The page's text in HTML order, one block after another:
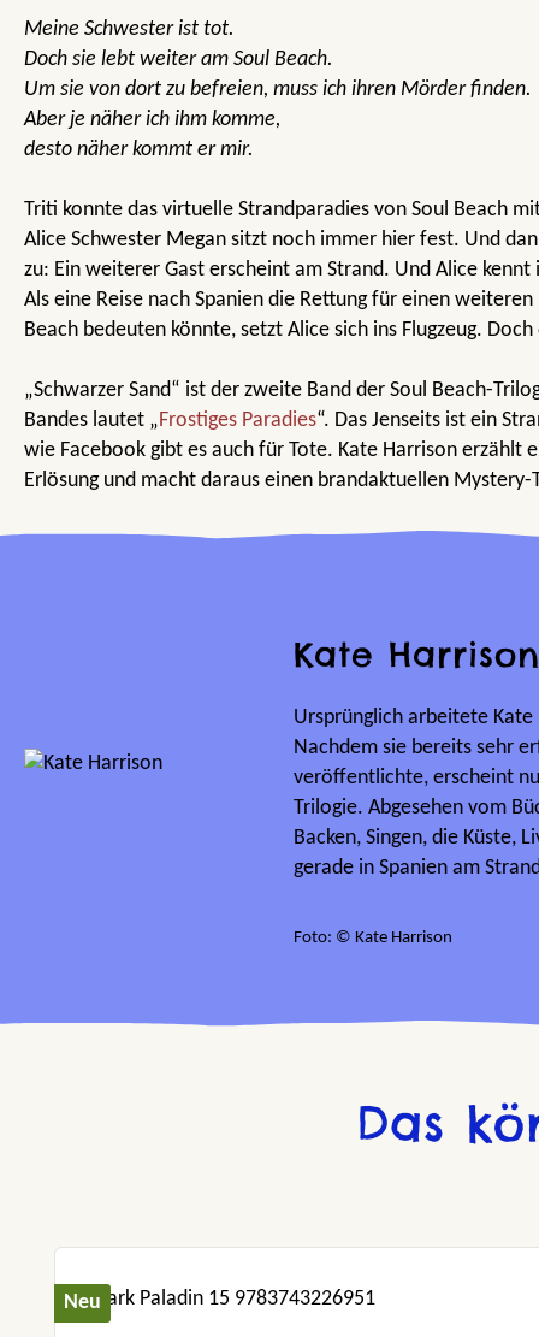
Meine Schwester ist tot.
Doch sie lebt weiter am Soul Beach.
Um sie von dort zu befreien, muss ich ihren Mörder finden.
Aber je näher ich ihm komme,
desto näher kommt er mir.
Triti konnte das virtuelle Strandparadies von Soul Beach
Alice Schwester Megan sitzt noch immer hier fest. Und
zu: Ein weiterer Gast erscheint am Strand. Und Alice kennt
Als eine Reise nach Spanien die Rettung für einen
Beach bedeuten könnte, setzt Alice sich ins Flugzeug.
„Schwarzer Sand“ ist der zweite Band der Soul Beach-
Bandes lautet „Frostiges Paradies“. Das Jenseits ist ein
wie Facebook gibt es auch für Tote. Kate Harrison erzählt
Erlösung und macht daraus einen brandaktuellen Mystery-
Kate Harrison
Ursprünglich arbeitete
Nachdem sie bereits sehr
veröffentlichte, erscheint
Trilogie. Abgesehen vom
Backen, Singen, die Küste,
gerade in Spanien am
Foto: © Kate Harrison
Das
Neu